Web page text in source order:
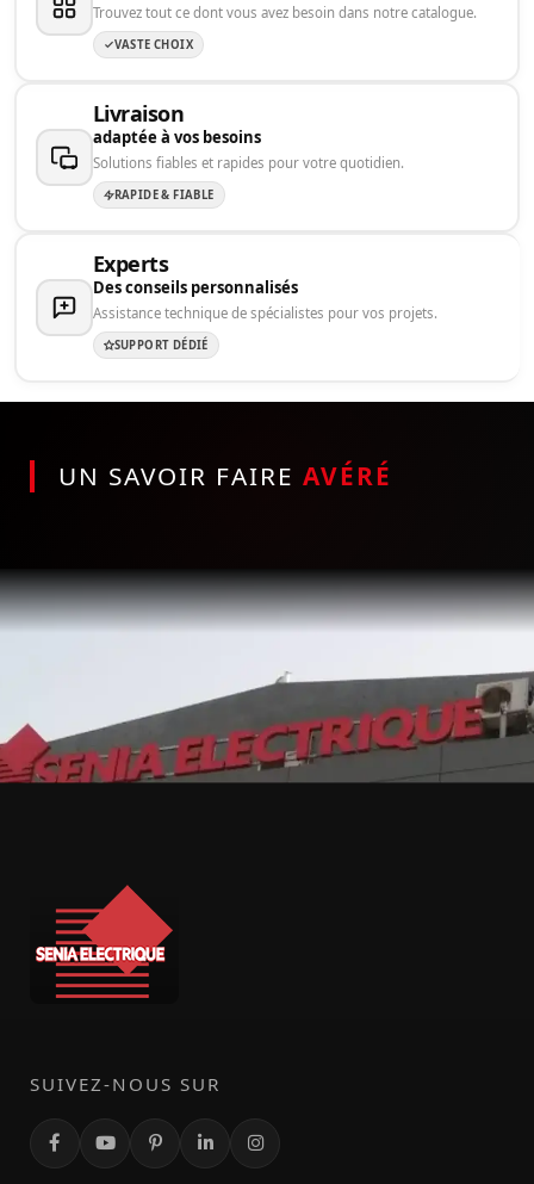
Trouvez tout ce dont vous avez besoin dans notre catalogue.
VASTE CHOIX
Livraison
adaptée à vos besoins
Solutions fiables et rapides pour votre quotidien.
RAPIDE & FIABLE
Experts
Des conseils personnalisés
Assistance technique de spécialistes pour vos projets.
SUPPORT DÉDIÉ
UN SAVOIR FAIRE AVÉRÉ
SUIVEZ-NOUS SUR